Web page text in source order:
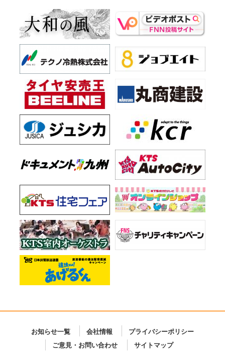
お知らせ一覧 会社情報
プライバシーポリシー
ご意見・お問い合わせ
サイトマップ